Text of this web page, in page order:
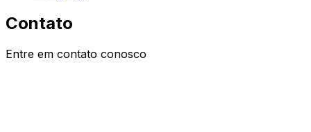
Contato
Entre em contato conosco